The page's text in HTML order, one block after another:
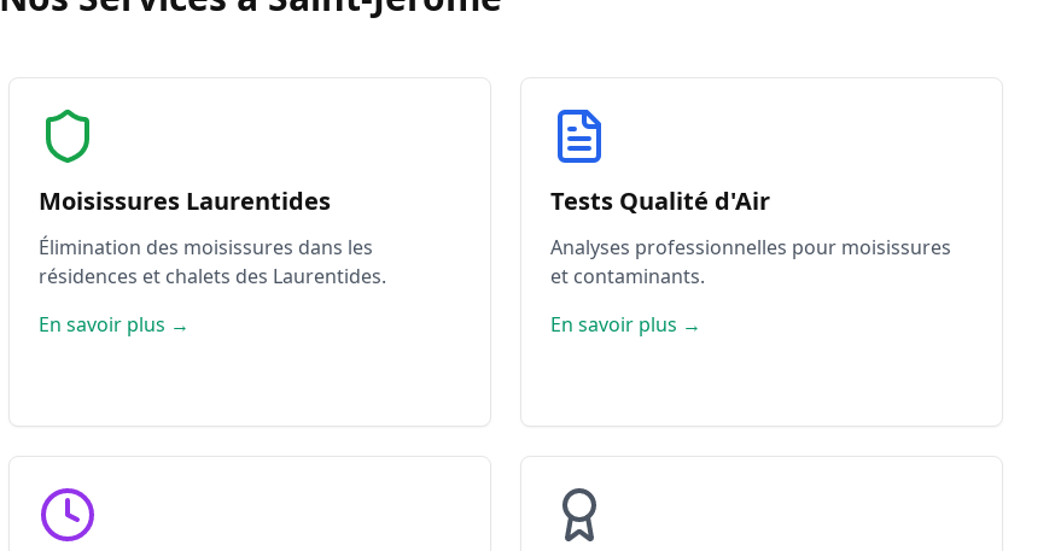
Moisissures Laurentides
Élimination des moisissures dans les
résidences et chalets des Laurentides.
En savoir plus →
Tests Qualité d'Air
Analyses professionnelles pour moisissures
et contaminants.
En savoir plus →